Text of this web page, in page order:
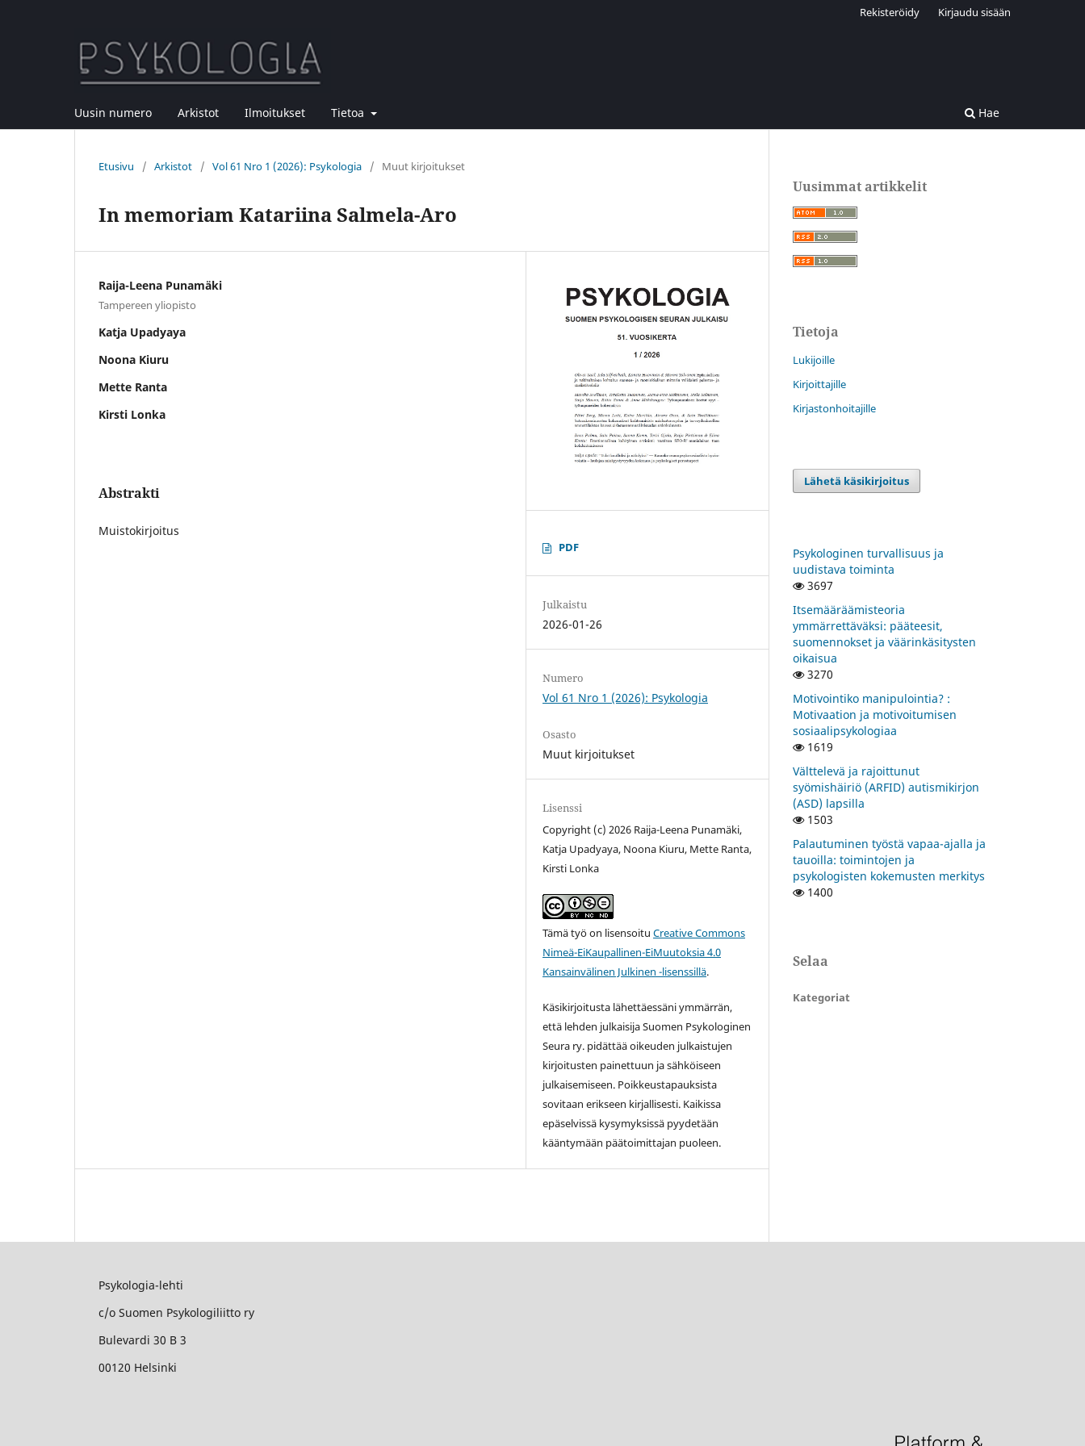
Uusin numero Arkistot Ilmoitukset Tietoa Hae
Rekisteröidy Kirjaudu sisään
Etusivu / Arkistot / Vol 61 Nro 1 (2026): Psykologia / Muut kirjoitukset
In memoriam Katariina Salmela-Aro
Raija-Leena Punamäki
Tampereen yliopisto
Katja Upadyaya
Noona Kiuru
Mette Ranta
Kirsti Lonka
Abstrakti
Muistokirjoitus
PDF
Julkaistu
2026-01-26
Numero
Vol 61 Nro 1 (2026): Psykologia
Osasto
Muut kirjoitukset
Lisenssi
Copyright (c) 2026 Raija-Leena Punamäki,
Katja Upadyaya, Noona Kiuru, Mette Ranta,
Kirsti Lonka
Tämä työ on lisensoituCreative Commons
Nimeä-EiKaupallinen-EiMuutoksia 4.0
Kansainvälinen Julkinen -lisenssillä.
Käsikirjoitusta lähettäessäni ymmärrän,
että lehden julkaisija Suomen Psykologinen
Seura ry. pidättää oikeuden julkaistujen
kirjoitusten painettuun ja sähköiseen
julkaisemiseen. Poikkeustapauksista
sovitaan erikseen kirjallisesti. Kaikissa
epäselvissä kysymyksissä pyydetään
kääntymään päätoimittajan puoleen.
Uusimmat artikkelit
Tietoja
Lukijoille
Kirjoittajille
Kirjastonhoitajille
Lähetä käsikirjoitus
Psykologinen turvallisuus ja
uudistava toiminta
3697
Itsemääräämisteoria
ymmärrettäväksi: pääteesit,
suomennokset ja väärinkäsitysten
oikaisua
3270
Motivointiko manipulointia? :
Motivaation ja motivoitumisen
sosiaalipsykologiaa
1619
Välttelevä ja rajoittunut
syömishäiriö (ARFID) autismikirjon
(ASD) lapsilla
1503
Palautuminen työstä vapaa-ajalla ja
tauoilla: toimintojen ja
psykologisten kokemusten merkitys
1400
Selaa
Kategoriat
Psykologia-lehti
c/o Suomen Psykologiliitto ry
Bulevardi 30 B 3
00120 Helsinki